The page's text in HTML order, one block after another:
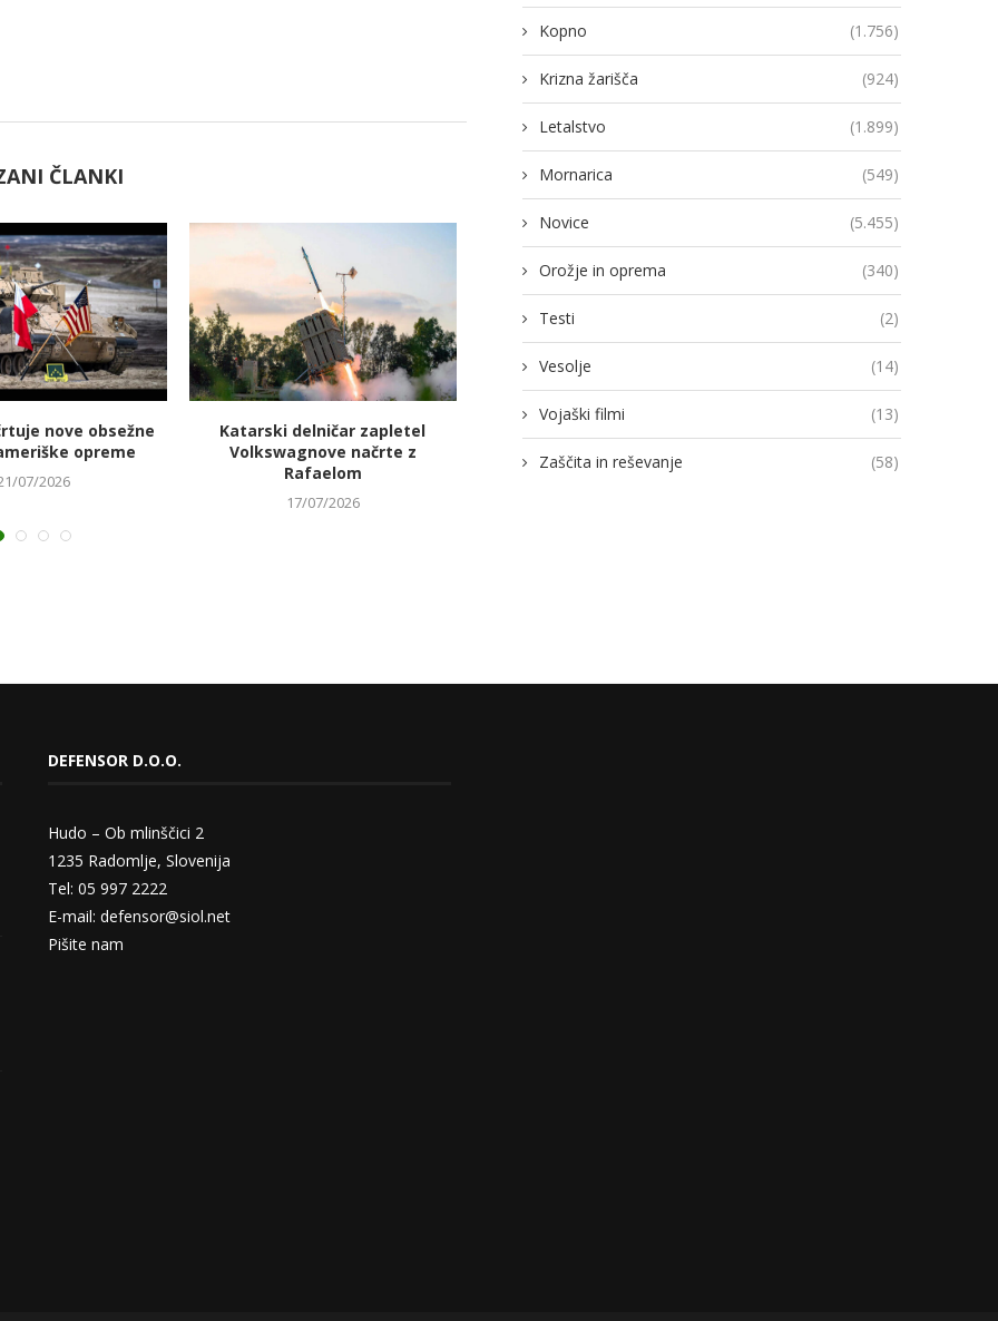
ČLANKI
nove obsežne
opreme
07/2026
Katarski delničar zapletel
Volkswagnove načrte z
Rafaelom
17/07/2026
Vodja Ukroboronproma Herman
Smetanin odstopil
Lovci rafale za Ukrajino
Kopno (1.756)
Krizna žarišča (924)
Letalstvo (1.899)
Mornarica (549)
Novice (5.455)
Orožje in oprema (340)
Testi (2)
Vesolje (14)
Vojaški filmi (13)
Zaščita in reševanje (58)
DEFENSOR D.O.O.
Hudo – Ob mlinščici 2
1235 Radomlje, Slovenija
Tel: 05 997 2222
E-mail: defensor@siol.net
Pišite nam